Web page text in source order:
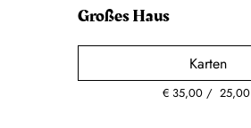
Großes Haus
Karten
€ 35,00 25,00